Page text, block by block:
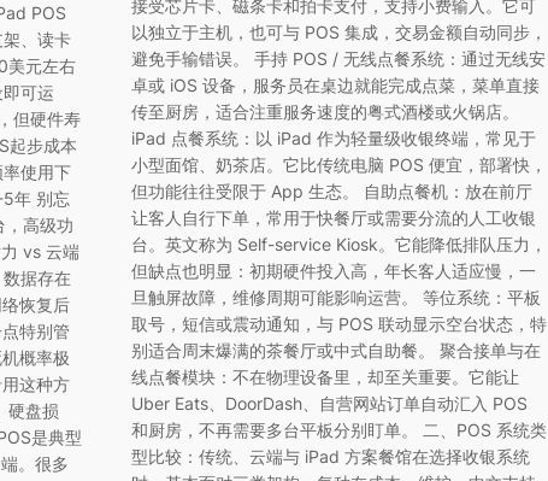
POS
、读卡
美元左右
可运
但硬件寿
起步成本
使用下
年 别忘
高级功
vs 云端
数据存在
恢复后
特别管
概率极
这种方
硬盘损
是典型
。很多
接受芯片卡、磁条卡和拍卡支付，支持小费输入。它可
以独立于主机，也可与 POS 集成，交易金额自动同步，
避免手输错误。 手持 POS / 无线点餐系统：通过无线安
卓或 iOS 设备，服务员在桌边就能完成点菜，菜单直接
传至厨房，适合注重服务速度的粤式酒楼或火锅店。
iPad 点餐系统：以 iPad 作为轻量级收银终端，常见于
小型面馆、奶茶店。它比传统电脑 POS 便宜，部署快，
但功能往往受限于 App 生态。 自助点餐机：放在前厅
让客人自行下单，常用于快餐厅或需要分流的人工收银
台。英文称为 Self-service Kiosk。它能降低排队压力，
但缺点也明显：初期硬件投入高，年长客人适应慢，一
旦触屏故障，维修周期可能影响运营。 等位系统：平板
取号，短信或震动通知，与 POS 联动显示空台状态，特
别适合周末爆满的茶餐厅或中式自助餐。 聚合接单与在
线点餐模块：不在物理设备里，却至关重要。它能让
Uber Eats、DoorDash、自营网站订单自动汇入 POS
和厨房，不再需要多台平板分别盯单。 二、POS 系统类
型比较：传统、云端与 iPad 方案餐馆在选择收银系统